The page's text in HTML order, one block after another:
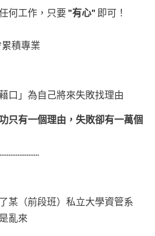
何工作，只要 "有心" 即可！
累積專業
口」為自己將來失敗找理由
功只有一個理由，失敗卻有一萬個
某（前段班）私立大學資管系
亂來